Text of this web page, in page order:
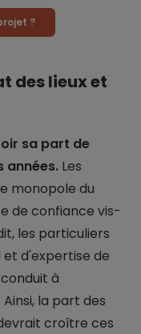
?
des lieux et
sa part de
années. Les
monopole du
de confiance vis-
les particuliers
d'expertise de
à
la part des
croître ces